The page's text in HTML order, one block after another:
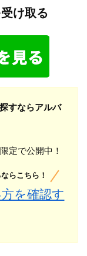
け取る
すならアルバ
定で公開中！
らこちら！
を確認す